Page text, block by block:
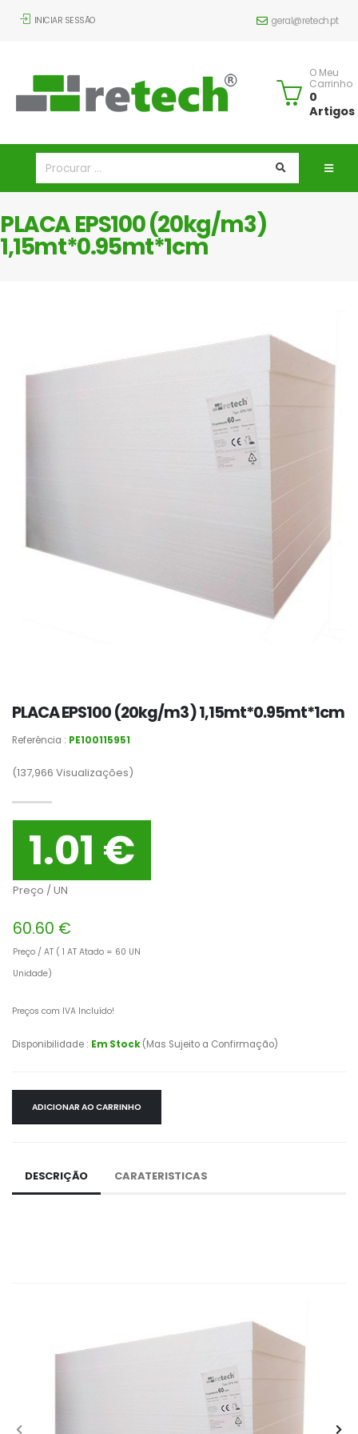
INICIAR SESSÃO geral@retech.pt
O Meu
Carrinho
0
Artigos
PLACA EPS100 (20kg/m3)
1,15mt*0.95mt*1cm
PLACA EPS100 (20kg/m3) 1,15mt*0.95mt*1cm
Referência : PE100115951
(137,966 Visualizações)
1.01 €
Preço / UN
60.60 €
Preço / AT ( 1 AT Atado = 60 UN
Unidade)
Preços com IVA Incluído!
Disponibilidade : Em Stock(Mas Sujeito a Confirmação)
ADICIONAR AO CARRINHO
DESCRIÇÃO CARATERISTICAS